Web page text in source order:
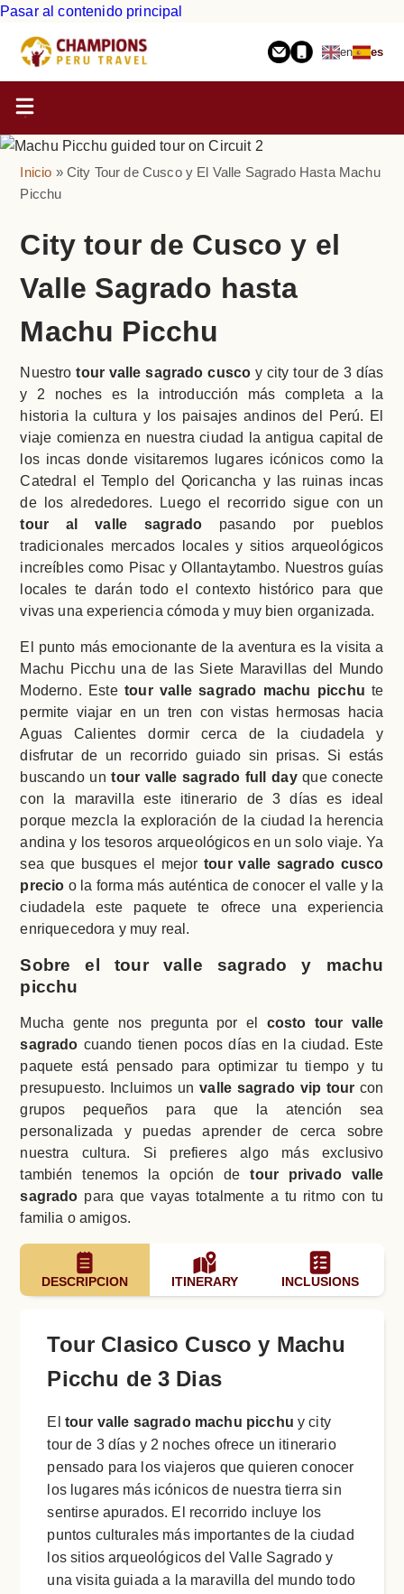
Pasar al contenido principal
en es
Inicio
City Tour de Cusco y El Valle Sagrado Hasta Machu
Picchu
City tour de Cusco y el
Valle Sagrado hasta
Machu Picchu
Nuestrotour valle sagrado cusco y city tour de 3 días
y 2 noches es la introducción más completa a la
historia la cultura y los paisajes andinos del Perú. El
viaje comienza en nuestra ciudad la antigua capital de
los incas donde visitaremos lugares icónicos como la
Catedral el Templo del Qoricancha y las ruinas incas
de los alrededores. Luego el recorrido sigue con un
tour al valle sagrado pasando por pueblos
tradicionales mercados locales y sitios arqueológicos
increíbles como Pisac y Ollantaytambo. Nuestros guías
locales te darán todo el contexto histórico para que
vivas una experiencia cómoda y muy bien organizada.
El punto más emocionante de la aventura es la visita a
Machu Picchu una de las Siete Maravillas del Mundo
Moderno. Estetour valle sagrado machu picchu te
permite viajar en un tren con vistas hermosas hacia
Aguas Calientes dormir cerca de la ciudadela y
disfrutar de un recorrido guiado sin prisas. Si estás
buscando untour valle sagrado full dayque conecte
con la maravilla este itinerario de 3 días es ideal
porque mezcla la exploración de la ciudad la herencia
andina y los tesoros arqueológicos en un solo viaje. Ya
sea que busques el mejortour valle sagrado cusco
precio o la forma más auténtica de conocer el valle y la
ciudadela este paquete te ofrece una experiencia
enriquecedora y muy real.
Sobre el tour valle sagrado y machu
picchu
Mucha gente nos pregunta por el costo tour valle
sagrado cuando tienen pocos días en la ciudad. Este
paquete está pensado para optimizar tu tiempo y tu
presupuesto. Incluimos unvalle sagrado vip tour con
grupos pequeños para que la atención sea
personalizada y puedas aprender de cerca sobre
nuestra cultura. Si prefieres algo más exclusivo
también tenemos la opción detour privado valle
sagrado para que vayas totalmente a tu ritmo con tu
familia o amigos.
DESCRIPCION ITINERARY INCLUSIONS
Tour Clasico Cusco y Machu
Picchu de 3 Dias
El tour valle sagrado machu picchu y city
tour de 3 días y 2 noches ofrece un itinerario
pensado para los viajeros que quieren conocer
los lugares más icónicos de nuestra tierra sin
sentirse apurados. El recorrido incluye los
puntos culturales más importantes de la ciudad
los sitios arqueológicos del Valle Sagrado y
una visita guiada a la maravilla del mundo todo